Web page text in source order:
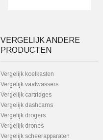
VERGELIJK ANDERE
PRODUCTEN
Vergelijk koelkasten
Vergelijk vaatwassers
Vergelijk cartridges
Vergelijk dashcams
Vergelijk drogers
Vergelijk drones
Vergelijk scheerapparaten